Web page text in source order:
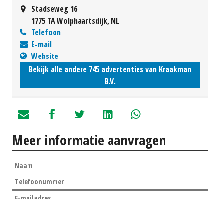
Stadseweg 16
1775 TA Wolphaartsdijk, NL
Telefoon
E-mail
Website
Bekijk alle andere 745 advertenties van Kraakman
B.V.
Meer informatie aanvragen